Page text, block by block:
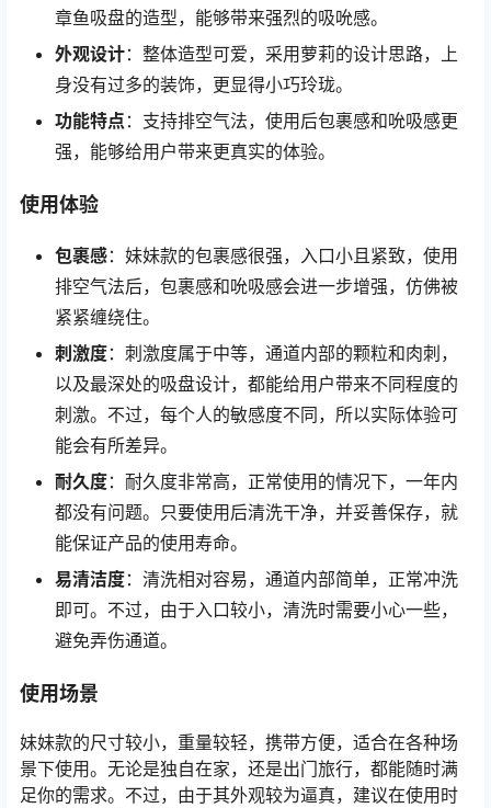
章鱼吸盘的造型，能够带来强烈的吸吮感。
外观设计：整体造型可爱，采用萝莉的设计思路，上
身没有过多的装饰，更显得小巧玲珑。
功能特点 ：支持排空气法，使用后包裹感和吮吸感更
强，能够给用户带来更真实的体验。
使用体验
包裹感：妹妹款的包裹感很强，入口小且紧致，使用
排空气法后，包裹感和吮吸感会进一步增强，仿佛被
紧紧缠绕住。
刺激度：刺激度属于中等，通道内部的颗粒和肉刺，
以及最深处的吸盘设计，都能给用户带来不同程度的
刺激。不过，每个人的敏感度不同，所以实际体验可
能会有所差异。
耐久度：耐久度非常高，正常使用的情况下，一年内
都没有问题。只要使用后清洗干净，并妥善保存，就
能保证产品的使用寿命。
易清洁度：清洗相对容易，通道内部简单，正常冲洗
即可。不过，由于入口较小，清洗时需要小心一些，
避免弄伤通道。
使用场景
妹妹款的尺寸较小，重量较轻，携带方便，适合在各种场
景下使用。无论是独自在家，还是出门旅行，都能随时满
足你的需求。不过，由于其外观较为逼真，建议在使用时